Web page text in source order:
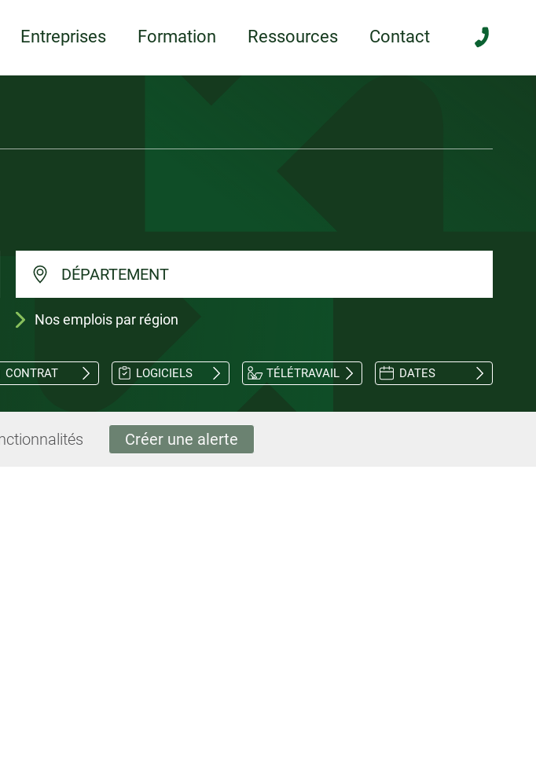
Entreprises Formation Ressources Contact
DÉPARTEMENT
Nos emplois par région
CONTRAT LOGICIELS TÉLÉTRAVAIL DATES
Créer une alerte